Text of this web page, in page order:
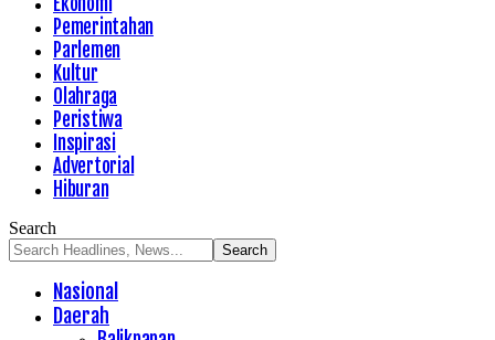
Pemerintahan
Parlemen
Kultur
Olahraga
Peristiwa
Inspirasi
Advertorial
Hiburan
Search
Nasional
Daerah